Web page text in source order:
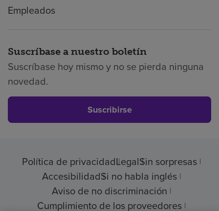
Empleados
Suscríbase a nuestro boletín
Suscríbase hoy mismo y no se pierda ninguna
novedad.
Suscribirse
Política de privacidadLegalSin sorpresas
AccesibilidadSi no habla inglés
Aviso de no discriminación
Cumplimiento de los proveedores